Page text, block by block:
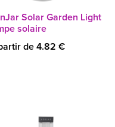
Solar Garden Light
solaire
de 4.82 €